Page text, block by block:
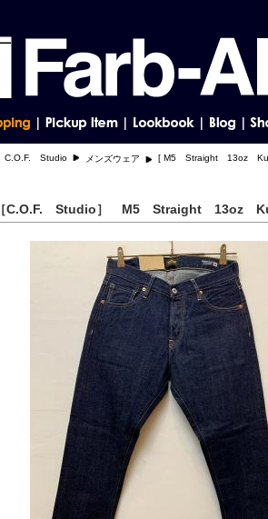
C.O.F. Studio メンズウェア [ M5 Straight 13oz
［C.O.F. Studio］ M5 Straight 13oz